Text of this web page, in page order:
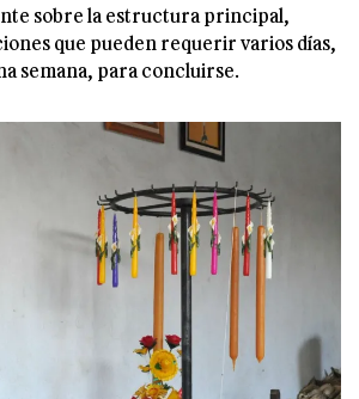
sobre la estructura principal,
que pueden requerir varios días,
semana, para concluirse.